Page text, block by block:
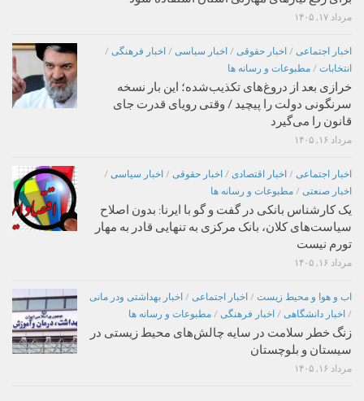
مرداد ۱۷, ۱۴۰۵
اخبار اجتماعی / اخبار حقوقی / اخبار سیاسی / اخبار فرهنگی /
انتخابات / مطبوعات و رسانه ها
خرازی بعد از دروغ‌های تکذیب‌شده؛ این بار نسخه
سرنگونی دولت را پیچید / وقتی رویای قدرت جای
قانون را می‌گیرد
مرداد ۱۶, ۱۴۰۵
اخبار اجتماعی / اخبار اقتصادی / اخبار حقوقی / اخبار سیاسی /
اخبار صنعتی / مطبوعات و رسانه ها
یک کارشناس بانکی در گفت و گو با ایرنا: بدون اصلاح
سیاست‌های کلان، بانک مرکزی به تنهایی قادر به مهار
تورم نیست
مرداد ۱۶, ۱۴۰۵
اب و هوا و محیط زیست / اخبار اجتماعی / اخبار بهداشتی ودر مانی
/ اخبار دانشگاهی / اخبار فرهنگی / مطبوعات و رسانه ها
زنگ خطر سلامت در سایه چالش‌های محیط زیستی در
سیستان و بلوچستان
مرداد ۱۶, ۱۴۰۵